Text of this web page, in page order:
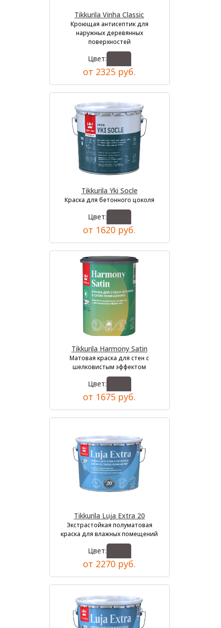
Tikkurila Vinha Classic
Кроющая антисептик для
наружных деревянных
поверхностей
Цвет:
от 2325 руб.
Tikkurila Yki Socle
Краска для бетонного цоколя
Цвет:
от 1620 руб.
Tikkurila Harmony Satin
Матовая краска для стен с
шелковистым эффектом
Цвет:
от 1675 руб.
Tikkurila Luja Extra 20
Экстрастойкая полуматовая
краска для влажных помещений
Цвет:
от 2270 руб.